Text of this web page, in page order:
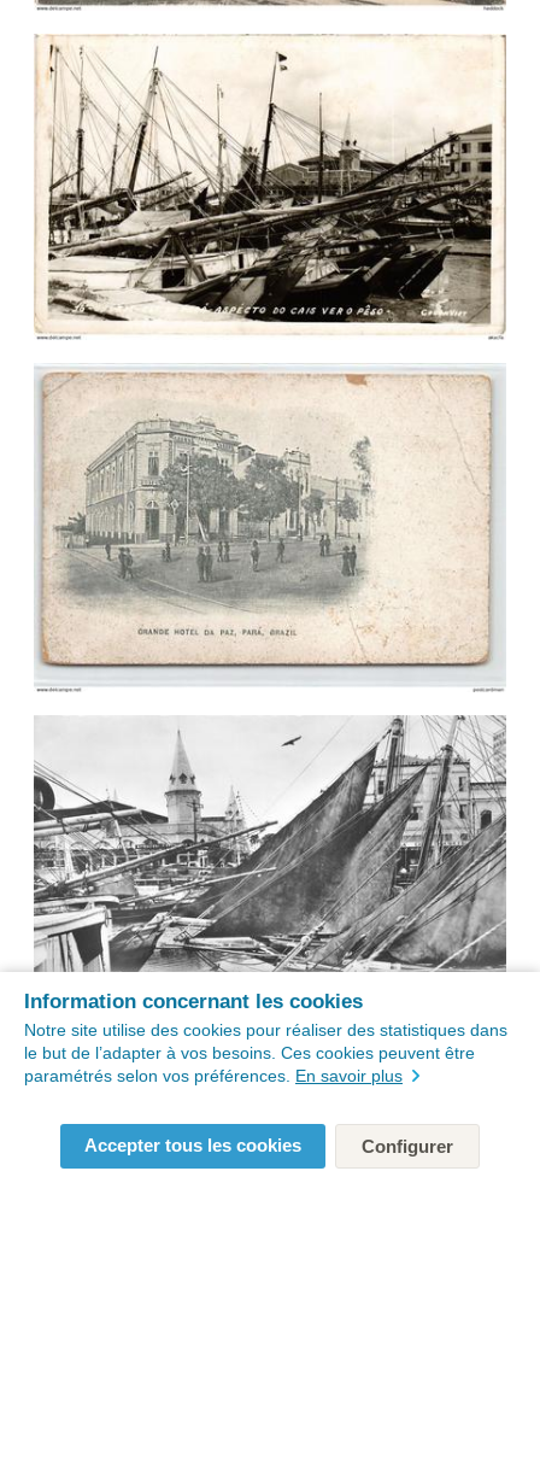
Information concernant les cookies
Notre site utilise des cookies pour réaliser des statistiques dans
le but de l’adapter à vos besoins. Ces cookies peuvent être
paramétrés selon vos préférences. En savoir plus
Accepter tous les cookies Configurer